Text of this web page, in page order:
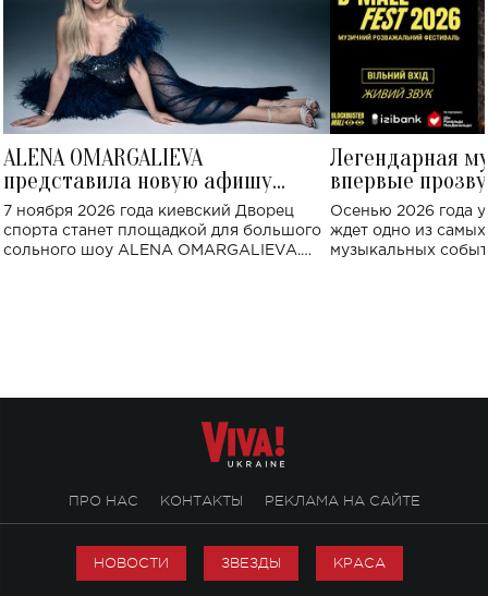
ALENA OMARGALIEVA
представила новую афишу
большого концерта во Дворце
спорта
7 ноября 2026 года киевский Дворец
спорта станет площадкой для большого
сольного шоу ALENA OMARGALIEVA.
Легендарная
впервые
Украине: где
Осенью 2026 года
ждет одно из
музыкальных
ПРО НАС КОНТАКТЫ РЕКЛАМА НА САЙТЕ
НОВОСТИ ЗВЕЗДЫ КРАСА